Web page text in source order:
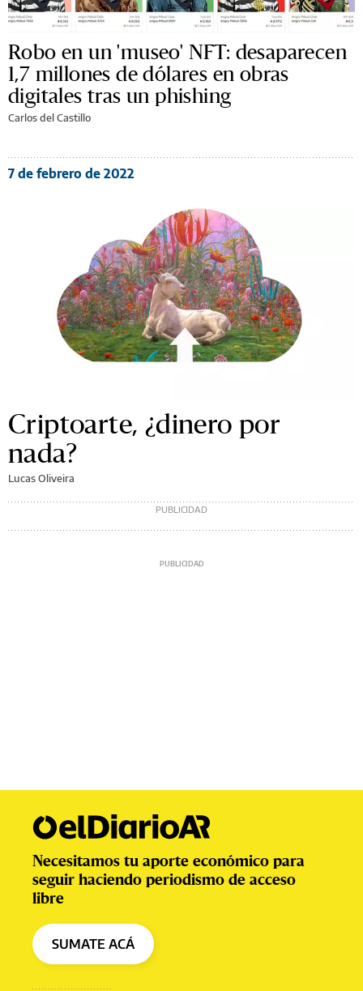
Robo en un 'museo' NFT: desaparecen
1,7 millones de dólares en obras
digitales tras un phishing
Carlos del Castillo
7 de febrero de 2022
Criptoarte, ¿dinero por
nada?
Lucas Oliveira
Necesitamos tu aporte económico para
seguir haciendo periodismo de acceso
libre
SUMATE ACÁ